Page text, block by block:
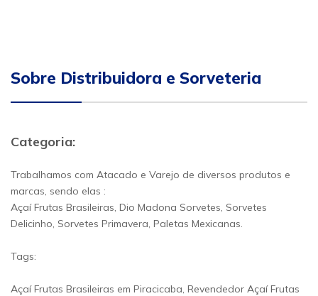
Sobre Distribuidora e Sorveteria
Categoria:
Trabalhamos com Atacado e Varejo de diversos produtos e
marcas, sendo elas :
Açaí Frutas Brasileiras, Dio Madona Sorvetes, Sorvetes
Delicinho, Sorvetes Primavera, Paletas Mexicanas.
Tags:
Açaí Frutas Brasileiras em Piracicaba, Revendedor Açaí Frutas